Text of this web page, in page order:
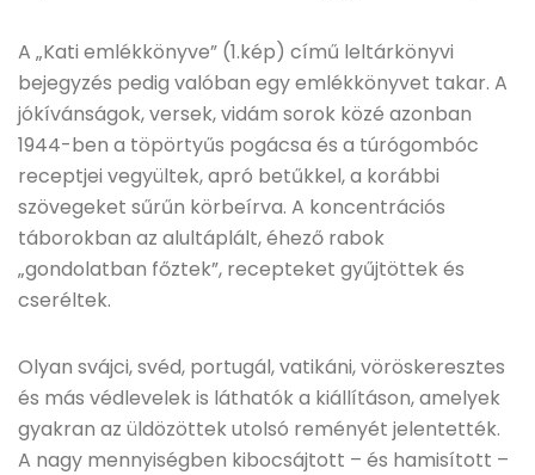
A „Kati emlékkönyve” (1.kép) című leltárkönyvi
bejegyzés pedig valóban egy emlékkönyvet takar. A
jókívánságok, versek, vidám sorok közé azonban
1944-ben a töpörtyűs pogácsa és a túrógombóc
receptjei vegyültek, apró betűkkel, a korábbi
szövegeket sűrűn körbeírva. A koncentrációs
táborokban az alultáplált, éhező rabok
„gondolatban főztek”, recepteket gyűjtöttek és
cseréltek.
Olyan svájci, svéd, portugál, vatikáni, vöröskeresztes
és más védlevelek is láthatók a kiállításon, amelyek
gyakran az üldözöttek utolsó reményét jelentették.
A nagy mennyiségben kibocsájtott – és hamisított –